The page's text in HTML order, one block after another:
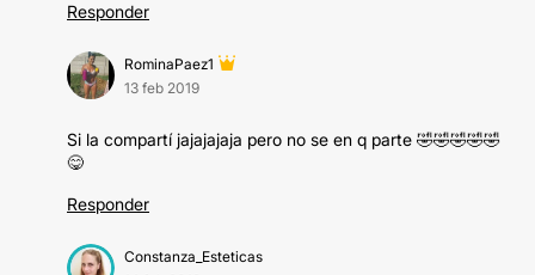
Responder
RominaPaez1
13 feb 2019
Si la compartí jajajajaja pero no se en q parte 🤣🤣🤣🤣🤣
😋
Responder
Constanza_Esteticas